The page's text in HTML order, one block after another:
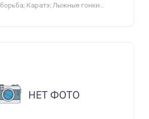
; Каратэ; Лыжные гонки...